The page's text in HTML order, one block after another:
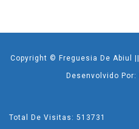
Copyright © Freguesia De Abiul
Desenvolvido Por:
Total De Visitas: 513731